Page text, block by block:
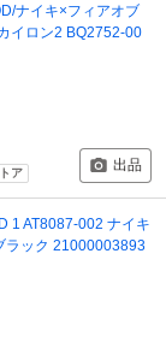
ナイキ×フィアオブ
イロン2 BQ2752-00
ア 出品
1 AT8087-002 ナイキ
ラック 21000003893